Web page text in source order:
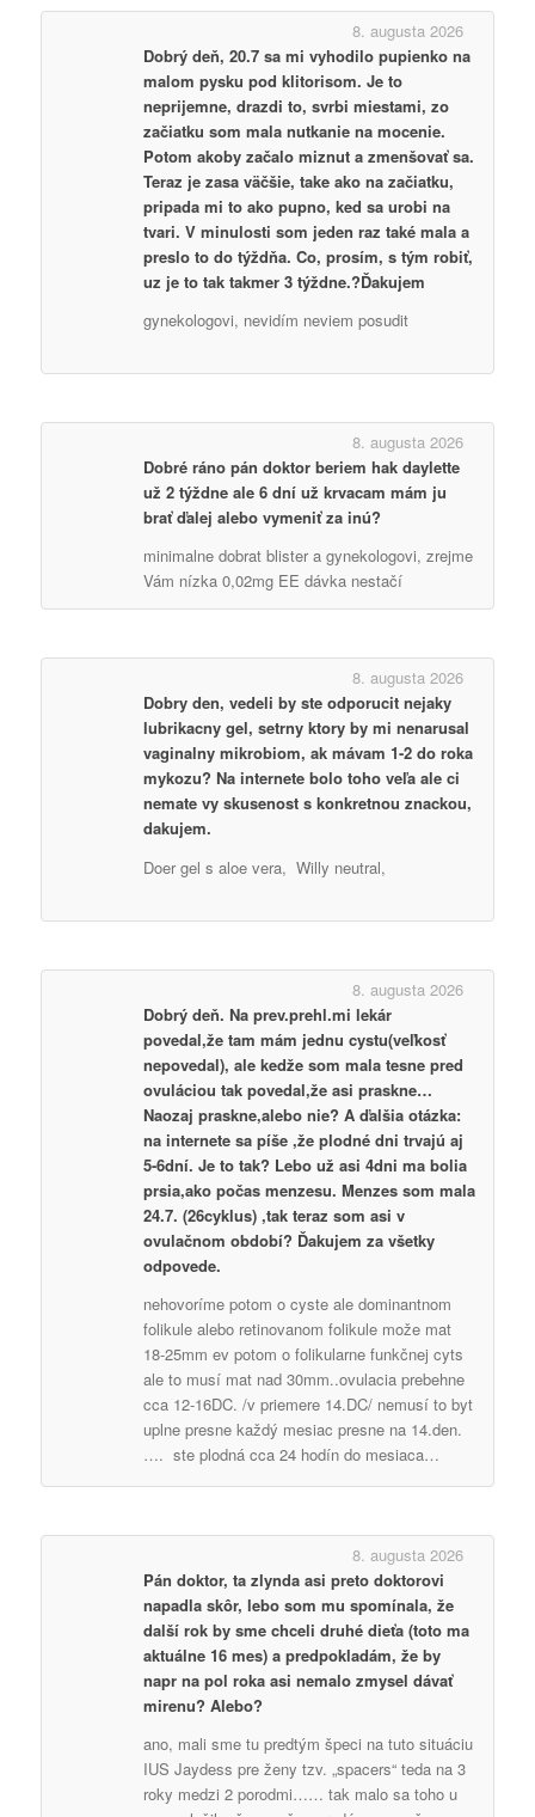
8. augusta 2026
Dobrý deň, 20.7 sa mi vyhodilo pupienko na
malom pysku pod klitorisom. Je to
neprijemne, drazdi to, svrbi miestami, zo
začiatku som mala nutkanie na mocenie.
Potom akoby začalo miznut a zmenšovať sa.
Teraz je zasa väčšie, take ako na začiatku,
pripada mi to ako pupno, ked sa urobi na
tvari. V minulosti som jeden raz také mala a
preslo to do týždňa. Co, prosím, s tým robiť,
uz je to tak takmer 3 týždne.?Ďakujem
gynekologovi, nevidím neviem posudit
8. augusta 2026
Dobré ráno pán doktor beriem hak daylette
už 2 týždne ale 6 dní už krvacam mám ju
brať ďalej alebo vymeniť za inú?
minimalne dobrat blister a gynekologovi, zrejme
Vám nízka 0,02mg EE dávka nestačí
8. augusta 2026
Dobry den, vedeli by ste odporucit nejaky
lubrikacny gel, setrny ktory by mi nenarusal
vaginalny mikrobiom, ak mávam 1-2 do roka
mykozu? Na internete bolo toho veľa ale ci
nemate vy skusenost s konkretnou znackou,
dakujem.
Doer gel s aloe vera, Willy neutral,
8. augusta 2026
Dobrý deň. Na prev.prehl.mi lekár
povedal,že tam mám jednu cystu(veľkosť
nepovedal), ale kedže som mala tesne pred
ovuláciou tak povedal,že asi praskne…
Naozaj praskne,alebo nie? A ďalšia otázka:
na internete sa píše ,že plodné dni trvajú aj
5-6dní. Je to tak? Lebo už asi 4dni ma bolia
prsia,ako počas menzesu. Menzes som mala
24.7. (26cyklus) ,tak teraz som asi v
ovulačnom období? Ďakujem za všetky
odpovede.
nehovoríme potom o cyste ale dominantnom
folikule alebo retinovanom folikule može mat
18-25mm ev potom o folikularne funkčnej cyts
ale to musí mat nad 30mm..ovulacia prebehne
cca 12-16DC. /v priemere 14.DC/ nemusí to byt
uplne presne každý mesiac presne na 14.den.
…. ste plodná cca 24 hodín do mesiaca…
8. augusta 2026
Pán doktor, ta zlynda asi preto doktorovi
napadla skôr, lebo som mu spomínala, že
další rok by sme chceli druhé dieťa (toto ma
aktuálne 16 mes) a predpokladám, že by
napr na pol roka asi nemalo zmysel dávať
mirenu? Alebo?
ano, mali sme tu predtým špeci na tuto situáciu
IUS Jaydess pre ženy tzv. „spacers“ teda na 3
roky medzi 2 porodmi…… tak malo sa toho u